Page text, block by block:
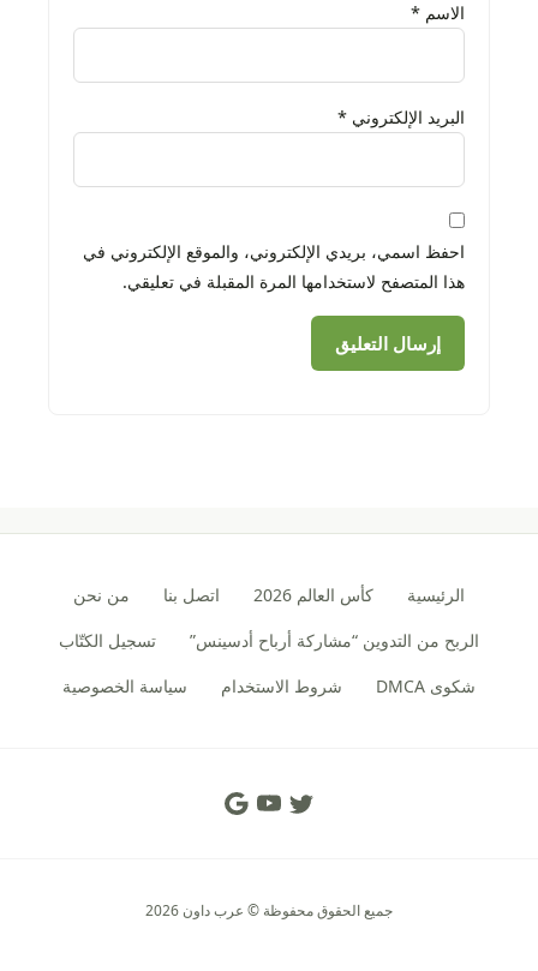
الاسم *
البريد الإلكتروني *
احفظ اسمي، بريدي الإلكتروني، والموقع الإلكتروني في
هذا المتصفح لاستخدامها المرة المقبلة في تعليقي.
الرئيسية كأس العالم 2026 اتصل بنا
من نحن
الربح من التدوين “مشاركة أرباح أدسينس”
تسجيل الكتّاب
شكوى DMCA
شروط الاستخدام سياسة الخصوصية
Social Links
جميع الحقوق محفوظة © عرب داون 2026